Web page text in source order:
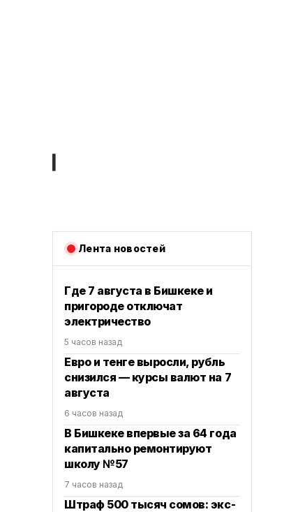
Лента новостей
Где 7 августа в Бишкеке и
пригороде отключат
электричество
5 часов назад
Евро и тенге выросли, рубль
снизился — курсы валют на 7
августа
6 часов назад
В Бишкеке впервые за 64 года
капитально ремонтируют
школу №57
7 часов назад
Штраф 500 тысяч сомов: экс-